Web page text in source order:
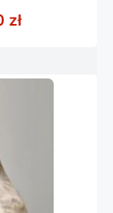
złZakres cen: